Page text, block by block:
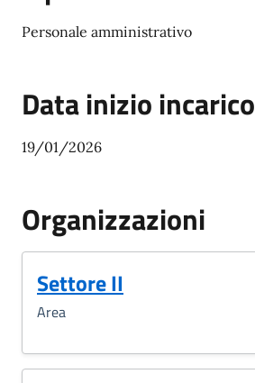
Personale amministrativo
Data inizio incarico
19/01/2026
Organizzazioni
Settore II
Area